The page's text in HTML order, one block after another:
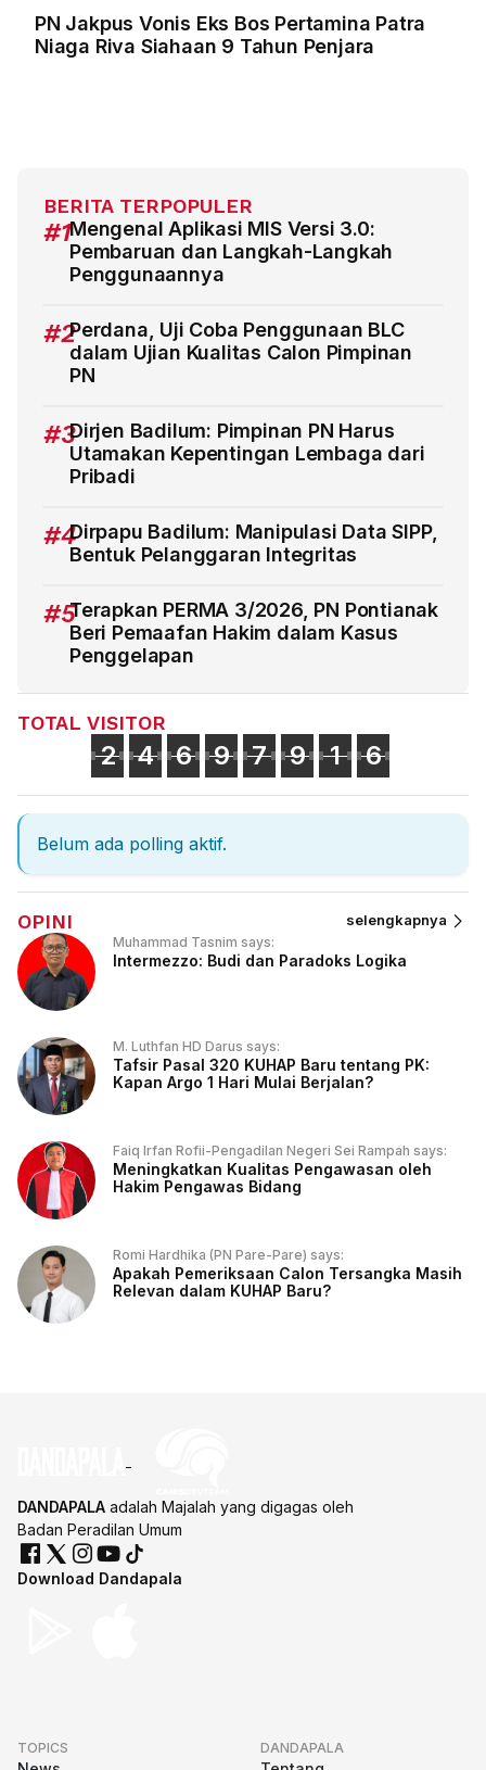
PN Jakpus Vonis Eks Bos Pertamina Patra
Niaga Riva Siahaan 9 Tahun Penjara
BERITA TERPOPULER
#1Mengenal Aplikasi MIS Versi 3.0:
Pembaruan dan Langkah-Langkah
Penggunaannya
#2Perdana, Uji Coba Penggunaan BLC
dalam Ujian Kualitas Calon Pimpinan
PN
#3Dirjen Badilum: Pimpinan PN Harus
Utamakan Kepentingan Lembaga dari
Pribadi
#4Dirpapu Badilum: Manipulasi Data SIPP,
Bentuk Pelanggaran Integritas
#5Terapkan PERMA 3/2026, PN Pontianak
Beri Pemaafan Hakim dalam Kasus
Penggelapan
TOTAL VISITOR
2 4 6 9 7 9 1 6
Belum ada polling aktif.
OPINI selengkapnya
Muhammad Tasnim says:
Intermezzo: Budi dan Paradoks Logika
M. Luthfan HD Darus says:
Tafsir Pasal 320 KUHAP Baru tentang PK:
Kapan Argo 1 Hari Mulai Berjalan?
Faiq Irfan Rofii-Pengadilan Negeri Sei Rampah says:
Meningkatkan Kualitas Pengawasan oleh
Hakim Pengawas Bidang
Romi Hardhika (PN Pare-Pare) says:
Apakah Pemeriksaan Calon Tersangka Masih
Relevan dalam KUHAP Baru?
DANDAPALA adalah Majalah yang digagas oleh
Badan Peradilan Umum
Download Dandapala
TOPICS DANDAPALA